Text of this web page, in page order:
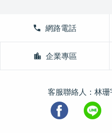
call 網路電話
location_city 企業專區
客服聯絡人：林